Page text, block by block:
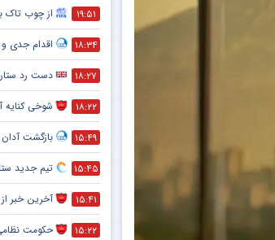
۱۹:۵۱ از چوب تاک
۱۸:۳۴ اقدام جدی و
۱۸:۲۷ دست رد ستاره
۱۸:۲۲ شوخی کنایه
۱۵:۴۹ بازگشت
۱۵:۴۵ تیم جدید
۱۵:۴۱ آخرین خبر از
۱۵:۲۲ حکومت